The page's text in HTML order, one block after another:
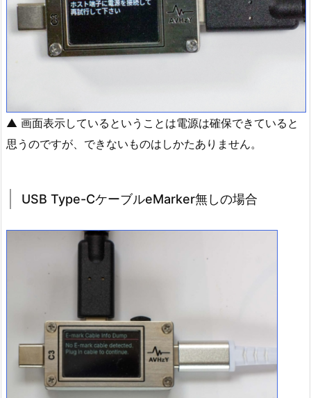
▲ 画面表示しているということは電源は確保できていると
思うのですが、できないものはしかたありません。
USB Type-CケーブルeMarker無しの場合